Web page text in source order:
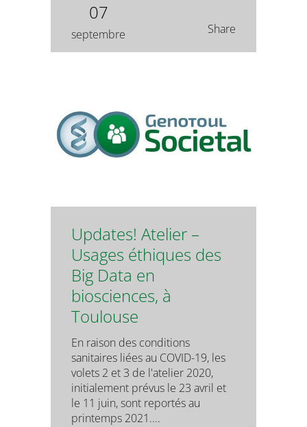
07
septembre Share
Updates! Atelier –
Usages éthiques des
Big Data en
biosciences, à
Toulouse
En raison des conditions
sanitaires liées au COVID-19, les
volets 2 et 3 de l'atelier 2020,
initialement prévus le 23 avril et
le 11 juin, sont reportés au
printemps 2021....